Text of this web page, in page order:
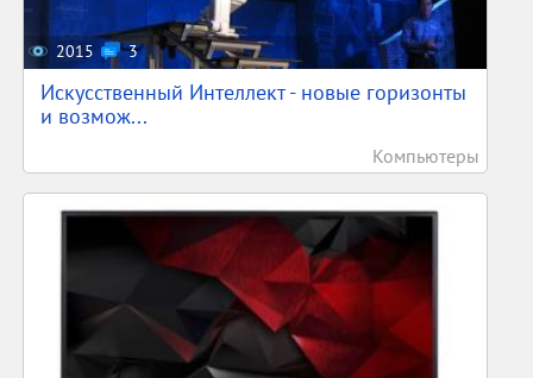
2015 3
Искусственный Интеллект - новые горизонты
и возмож...
Компьютеры